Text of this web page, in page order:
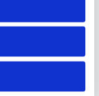
svenska